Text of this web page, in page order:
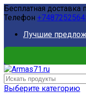
Бесплатная доставка
Телефон
Лучшие
Выберите категорию